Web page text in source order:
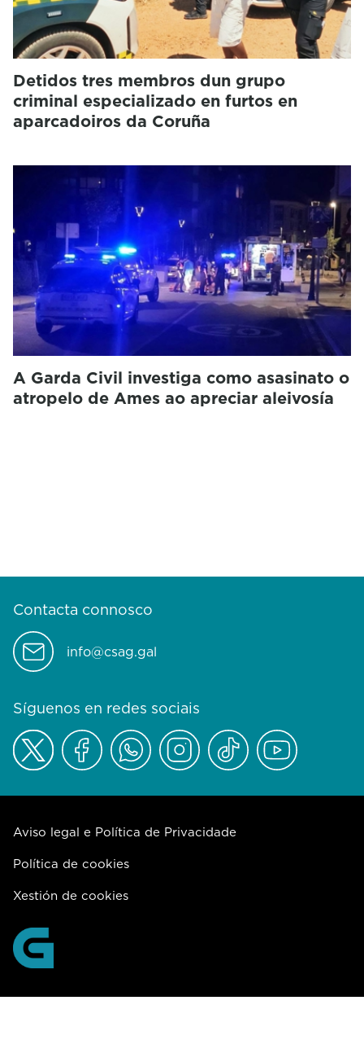
Detidos tres membros dun grupo
criminal especializado en furtos en
aparcadoiros da Coruña
A Garda Civil investiga como asasinato o
atropelo de Ames ao apreciar aleivosía
Contacta connosco
info@csag.gal
Síguenos en redes sociais
Aviso legal e Política de Privacidade
Política de cookies
Xestión de cookies